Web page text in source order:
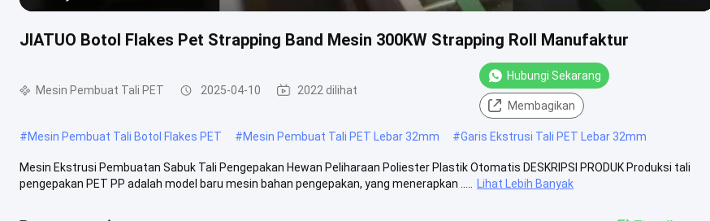
JIATUO Botol Flakes Pet Strapping Band Mesin 300KW Strapping Roll Manufaktur
Mesin Pembuat Tali PET 2025-04-10 2022 dilihat
Hubungi Sekarang
Membagikan
#Mesin Pembuat Tali Botol Flakes PET #Mesin Pembuat Tali PET Lebar 32mm #Garis Ekstrusi Tali PET Lebar 32mm
Mesin Ekstrusi Pembuatan Sabuk Tali Pengepakan Hewan Peliharaan Poliester Plastik Otomatis DESKRIPSI PRODUK Produksi tali
pengepakan PET PP adalah model baru mesin bahan pengepakan, yang menerapkan .....
Lihat Lebih Banyak